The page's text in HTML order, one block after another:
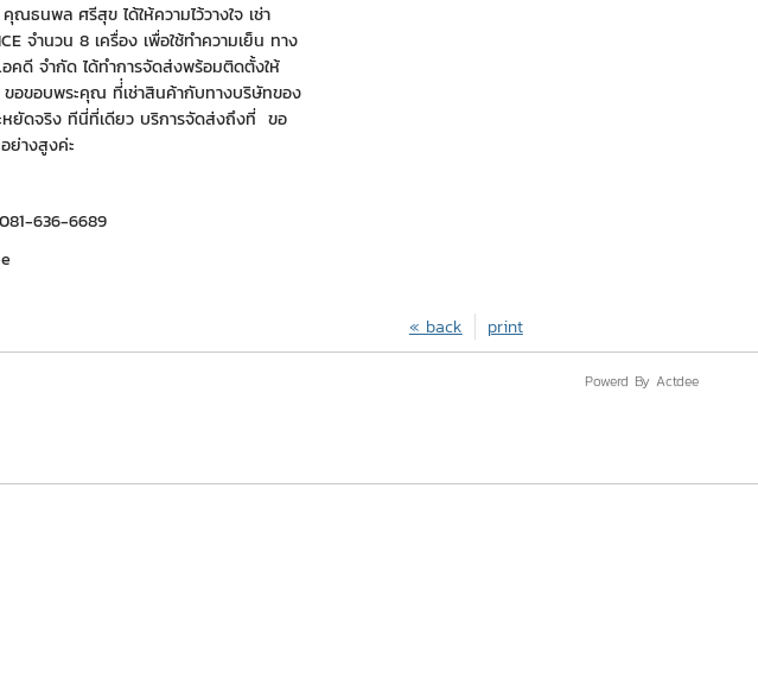
ณธนพล ศรีสุข ได้ให้ความไว้วางใจ เช่า
จำนวน 8 เครื่อง เพื่อใช้ทำความเย็น ทาง
คดี จำกัด ได้ทำการจัดส่งพร้อมติดตั้งให้
ขอขอบพระคุณ ที่่เช่าสินค้ากับทางบริษัทของ
ะหยัดจริง ทีนี่ที่เดียว บริการจัดส่งถึงที่ ขอ
ย่างสูงค่ะ
636-6689
print
« back
Powerd By Actdee